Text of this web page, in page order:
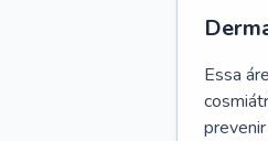
Essa